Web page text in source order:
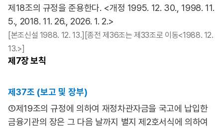
제18조의 규정을 준용한다. <개정 1995. 12. 30., 1998. 11.
5., 2018. 11. 26., 2026. 1. 2.>
[본조신설 1988. 12. 13.][종전 제36조는 제33조로 이동<1988. 12.
13.>]
제7장보칙
제37조 (보고 및 장부)
①제19조의 규정에 의하여 재정차관자금을 국고에 납입한
금융기관의 장은 그 다음 날까지 별지 제2호서식에 의하여